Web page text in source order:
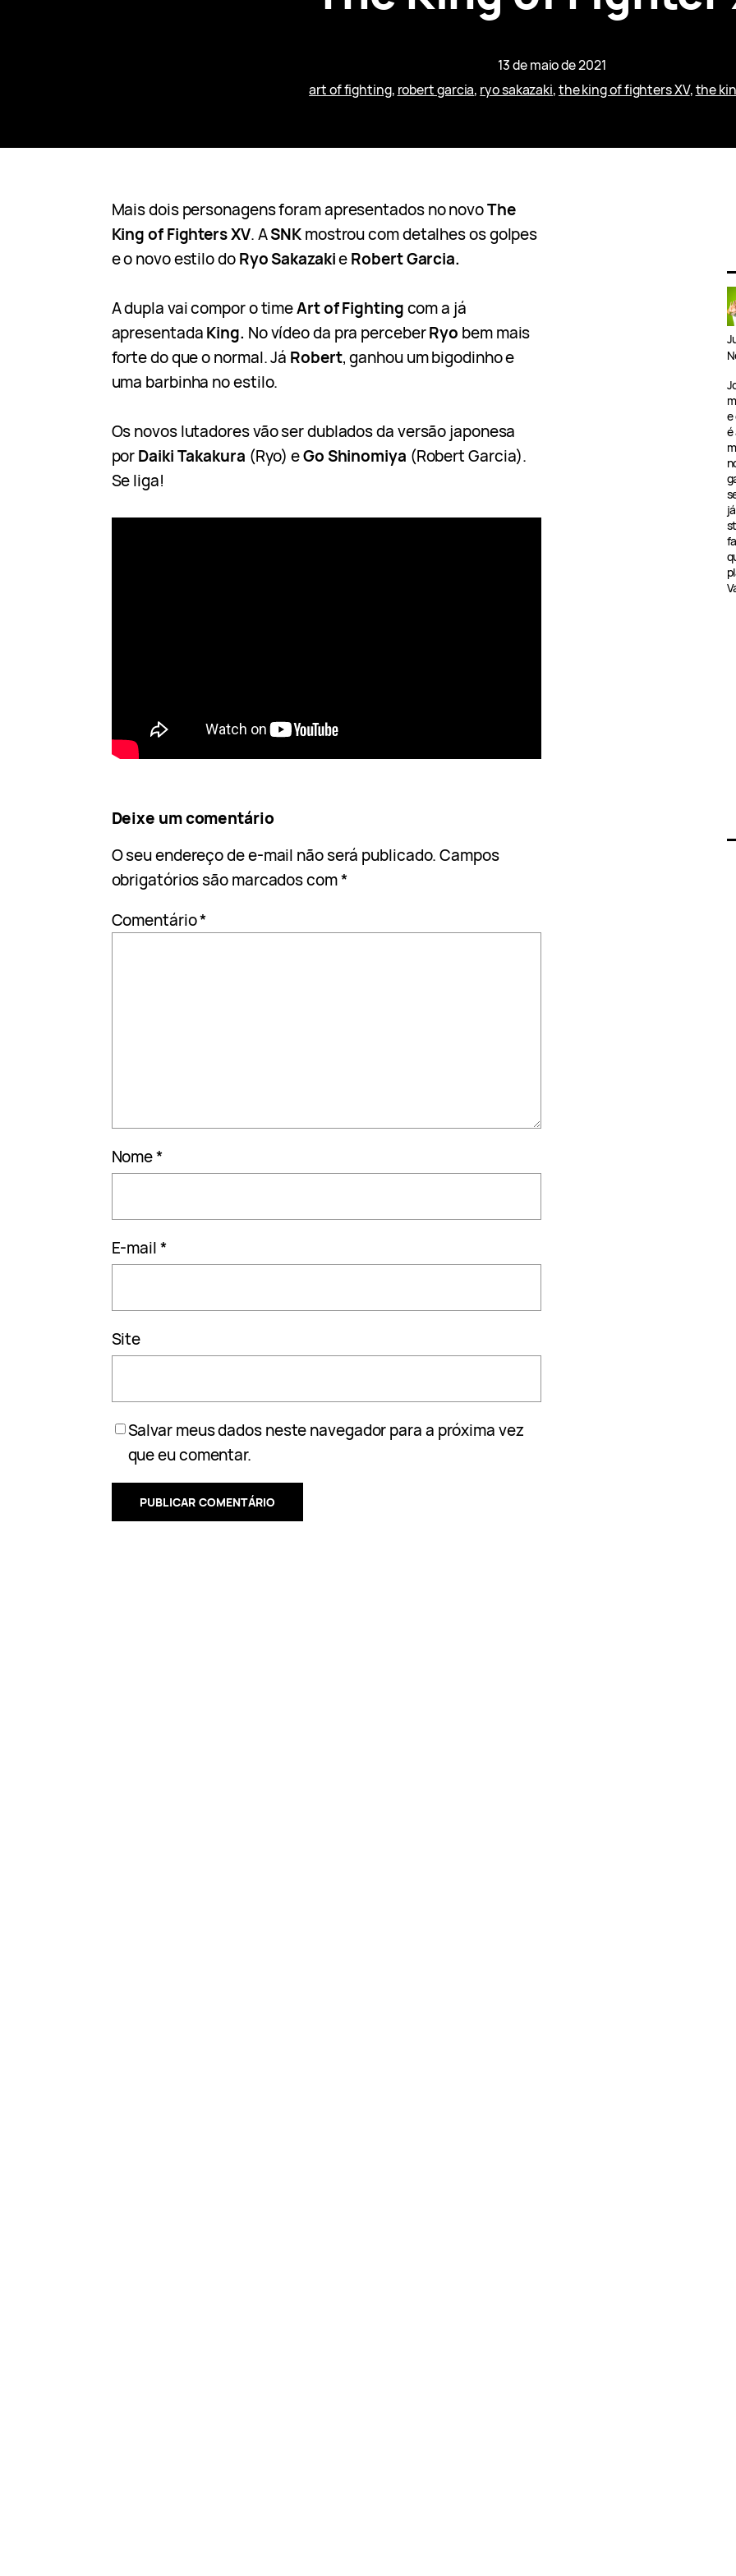
13 de maio de 2021
art of fighting, robert garcia, ryo sakazaki, the king of fighters XV, the
Mais dois personagens foram apresentados no novoThe
King of Fighters XV. ASNKmostrou com detalhes os golpes
e o novo estilo doRyo SakazakieRobert Garcia.
A dupla vai compor o timeArt of Fightingcom a já
apresentadaKing. No vídeo da pra perceberRyo bem mais
forte do que o normal. Já Robert, ganhou um bigodinho e
uma barbinha no estilo.
Os novos lutadores vão ser dublados da versão japonesa
porDaiki Takakura (Ryo) eGo Shinomiya (Robert Garcia).
Se liga!
Deixe um comentário
O seu endereço de e-mail não será publicado. Campos
obrigatórios são marcados com*
Comentário*
Nome*
E-mail*
Site
Salvar meus dados neste navegador para a próxima vez
que eu comentar.
e
é